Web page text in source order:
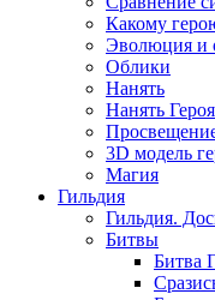
Какому
Эволюция и
Облики
Нанять
Нанять
3D модель
Магия
Гильдия
Гильдия.
Битвы
Битва